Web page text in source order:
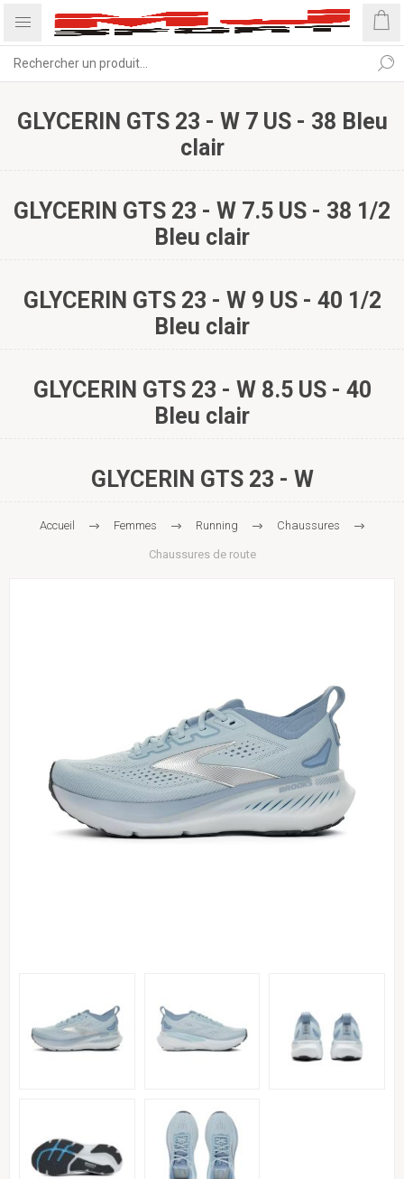
GLYCERIN GTS 23 - W 7 US - 38 Bleu
clair
GLYCERIN GTS 23 - W 7.5 US - 38 1/2
Bleu clair
GLYCERIN GTS 23 - W 9 US - 40 1/2
Bleu clair
GLYCERIN GTS 23 - W 8.5 US - 40
Bleu clair
GLYCERIN GTS 23 - W
Accueil Femmes Running Chaussures
Chaussures de route